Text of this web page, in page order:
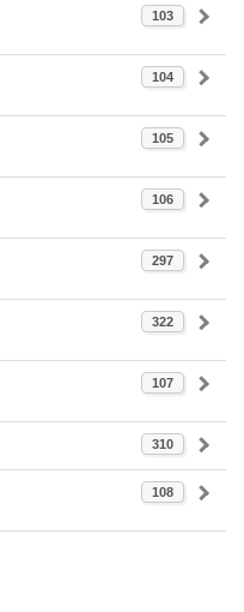
103
104
105
106
297
322
107
310
108